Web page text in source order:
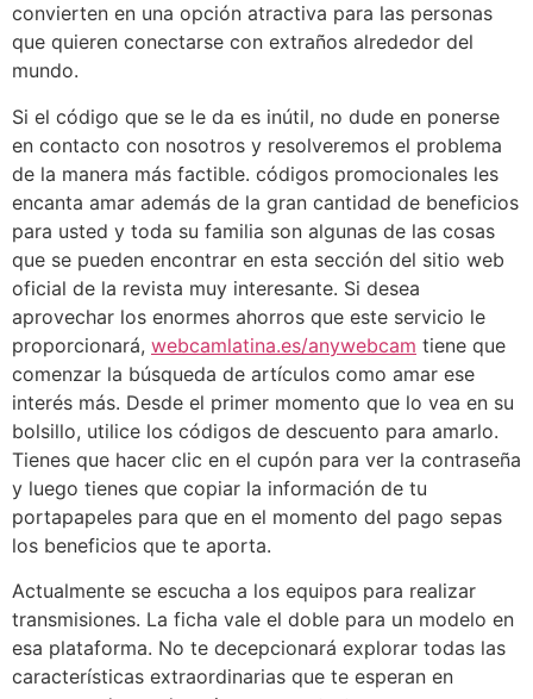
convierten en una opción atractiva para las personas
que quieren conectarse con extraños alrededor del
mundo.
Si el código que se le da es inútil, no dude en ponerse
en contacto con nosotros y resolveremos el problema
de la manera más factible. códigos promocionales les
encanta amar además de la gran cantidad de beneficios
para usted y toda su familia son algunas de las cosas
que se pueden encontrar en esta sección del sitio web
oficial de la revista muy interesante. Si desea
aprovechar los enormes ahorros que este servicio le
proporcionará, webcamlatina.es/anywebcam tiene que
comenzar la búsqueda de artículos como amar ese
interés más. Desde el primer momento que lo vea en su
bolsillo, utilice los códigos de descuento para amarlo.
Tienes que hacer clic en el cupón para ver la contraseña
y luego tienes que copiar la información de tu
portapapeles para que en el momento del pago sepas
los beneficios que te aporta.
Actualmente se escucha a los equipos para realizar
transmisiones. La ficha vale el doble para un modelo en
esa plataforma. No te decepcionará explorar todas las
características extraordinarias que te esperan en